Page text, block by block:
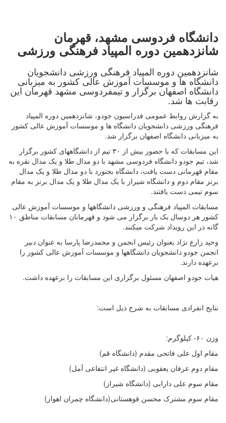
دانشگاه فردوسی مشهد، قهرمان
شانزدهمین دوره المپیاد فرهنگی ورزشی
شانزدهمین دوره المپیاد فرهنگی ورزشی دانشجویان
دانشگاه ها و موسسات آموزش عالی کشور به میزبانی
دانشگاه اصفهان برگزار و تیمفردوسی مشهد قهرمان این
رقابت ها شد.
به گزارش روابط عمومی فدراسیون جودو، شانزدهمین دوره المپیاد
فرهنگی ورزشی دانشجویان دانشگاه ها و موسسات آموزش عالی کشور
به میزبانی دانشگاه اصفهان برگزار شد.
این مسابقات که با حضور بیش از ۳۰ تیم از دانشگاههای کشور برگزار
شد، تیم جودو دانشگاه فردوسی مشهد با دو مدال طلا و یک مدال نقره به
مقام قهرمانی دست یافت، دانشگاه بجنورد با دو مدال طلا و یک مدال
برنز مقام دوم و دانشگاه شیراز با یک‌ مدال طلا و یک مدال برنز به مقام
سوم تیمی دست یافتند.
مسابقات المپیاد فرهنگی و ورزشی دانشگاهها و موسسات آموزش عالی
کشور هر دوسال یک بار برگزار می شود و قهرمانان مسابقات مناطق ۱۰
گانه در این رویداد شرکت میکنند.
وحید زارع نژاد بعنوان رئیس انجمن و محمدرضا پارسا به عنوان دبیر
انجمن جودو دانشجویان دانشگاهها و موسسات آموزش عالی کشور را
برعهده دارند.
هیات جودو اصفهان مسئول برگزاری این مسابقات را برعهده داشت.
نتایج انفرادی مسابقات به شرح ذیل است:
وزن ۶۰- کیلوگرم:
مقام اول علی فاتحی مقدم (دانشگاه قم)
مقام دوم عرفان یعقوبی (دانشگاه غیر انتفاعی آمل)
مقام سوم علی دارابی (دانشگاه شیراز)
مقام سوم مشترک محسن قوهستانی(دانشگاه چمران اهواز)